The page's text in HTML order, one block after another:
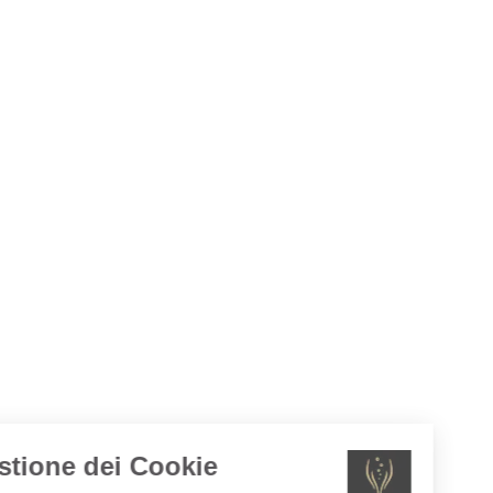
Gestione dei Cookie